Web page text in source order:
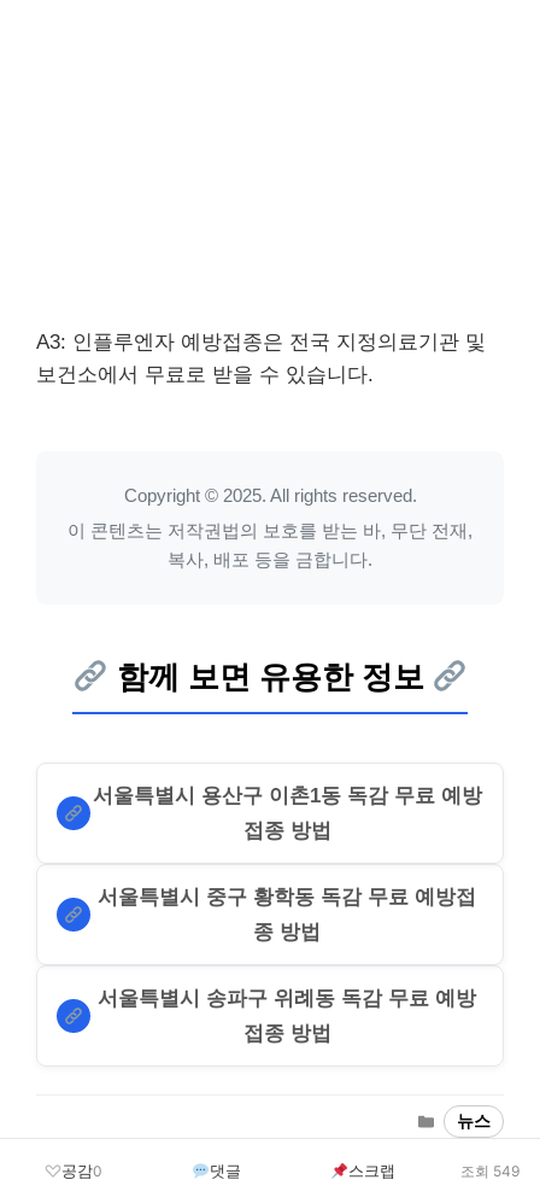
A3: 인플루엔자 예방접종은 전국 지정의료기관 및
보건소에서 무료로 받을 수 있습니다.
Copyright © 2025. All rights reserved.
이 콘텐츠는 저작권법의 보호를 받는 바, 무단 전재,
복사, 배포 등을 금합니다.
함께 보면 유용한 정보
서울특별시 용산구 이촌1동 독감 무료 예방
접종 방법
서울특별시 중구 황학동 독감 무료 예방접
종 방법
서울특별시 송파구 위례동 독감 무료 예방
접종 방법
Categories
뉴스
공감0 댓글 스크랩 조회 549